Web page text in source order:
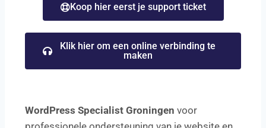
Koop hier eerst je support ticket
Klik hier om een online verbinding te
maken
WordPress Specialist Groningen voor